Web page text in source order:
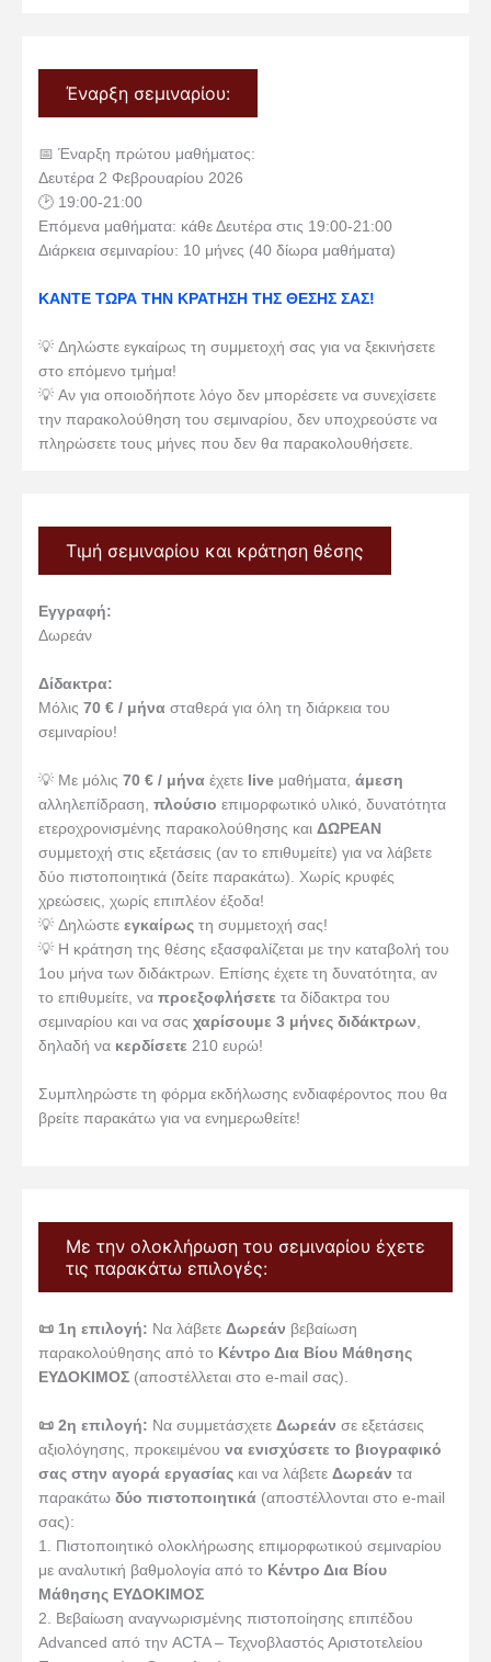
Έναρξη σεμιναρίου:
📅 Έναρξη πρώτου μαθήματος:
Δευτέρα 2 Φεβρουαρίου 2026
🕑 19:00-21:00
Επόμενα μαθήματα: κάθε Δευτέρα στις 19:00-21:00
Διάρκεια σεμιναρίου: 10 μήνες (40 δίωρα μαθήματα)
ΚΑΝΤΕ ΤΩΡΑ ΤΗΝ ΚΡΑΤΗΣΗ ΤΗΣ ΘΕΣΗΣ ΣΑΣ!
💡 Δηλώστε εγκαίρως τη συμμετοχή σας για να ξεκινήσετε
στο επόμενο τμήμα!
💡 Αν για οποιοδήποτε λόγο δεν μπορέσετε να συνεχίσετε
την παρακολούθηση του σεμιναρίου, δεν υποχρεούστε να
πληρώσετε τους μήνες που δεν θα παρακολουθήσετε.
Τιμή σεμιναρίου και κράτηση θέσης
Εγγραφή:
Δωρεάν
Δίδακτρα:
Μόλις 70 € / μήνα σταθερά για όλη τη διάρκεια του
σεμιναρίου!
💡 Με μόλις 70 € / μήνα έχετε live μαθήματα, άμεση
αλληλεπίδραση, πλούσιο επιμορφωτικό υλικό, δυνατότητα
ετεροχρονισμένης παρακολούθησης και ΔΩΡΕΑΝ
συμμετοχή στις εξετάσεις (αν το επιθυμείτε) για να λάβετε
δύο πιστοποιητικά (δείτε παρακάτω). Χωρίς κρυφές
χρεώσεις, χωρίς επιπλέον έξοδα!
💡 Δηλώστε εγκαίρως τη συμμετοχή σας!
💡 Η κράτηση της θέσης εξασφαλίζεται με την καταβολή του
1ου μήνα των διδάκτρων. Επίσης έχετε τη δυνατότητα, αν
το επιθυμείτε, να προεξοφλήσετε τα δίδακτρα του
σεμιναρίου και να σας χαρίσουμε 3 μήνες διδάκτρων
δηλαδή να κερδίσετε 210 ευρώ!
Συμπληρώστε τη φόρμα εκδήλωσης ενδιαφέροντος που θα
βρείτε παρακάτω για να ενημερωθείτε!
Με την ολοκλήρωση του σεμιναρίου έχετε
τις παρακάτω επιλογές:
📜 1η επιλογή: Να λάβετε Δωρεάν βεβαίωση
παρακολούθησης από το Κέντρο Δια Βίου Μάθησης
ΕΥΔΟΚΙΜΟΣ (αποστέλλεται στο e-mail σας).
📜 2η επιλογή: Να συμμετάσχετε Δωρεάν σε εξετάσεις
αξιολόγησης, προκειμένου να ενισχύσετε το βιογραφικό
σας στην αγορά εργασίας και να λάβετε Δωρεάν τα
παρακάτω δύο πιστοποιητικά (αποστέλλονται στο e-mail
σας):
1. Πιστοποιητικό ολοκλήρωσης επιμορφωτικού σεμιναρίου
με αναλυτική βαθμολογία από το Κέντρο Δια Βίου
Μάθησης ΕΥΔΟΚΙΜΟΣ
2. Βεβαίωση αναγνωρισμένης πιστοποίησης επιπέδου
Advanced από την ACTA – Τεχνοβλαστός Αριστοτελείου